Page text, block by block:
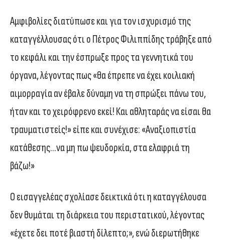
Αμφιβολίες διατύπωσε και για τον ισχυρισμό της
καταγγέλλουσας ότι ο Πέτρος Φιλιππίδης τράβηξε από
το κεφάλι και την έσπρωξε προς τα γεννητικά του
όργανα, λέγοντας πως «θα έπρεπε να έχει κοιλιακή
αιμορραγία αν έβαλε δύναμη να τη σπρώξει πάνω του,
ήταν και το χειρόφρενο εκεί! Και αθληταράς να είσαι θα
τραυματιστείς!» είπε και συνέχισε: «Αναξιοπιστία
κατάθεσης…να μη πω ψευδορκία, στα ελαφριά τη
βάζω!»
Ο εισαγγελέας σχολίασε δεικτικά ότι η καταγγέλουσα
δεν θυμάται τη διάρκεια του περιστατικού, λέγοντας
«έχετε δει ποτέ βιαστή δίλεπτο;», ενώ διερωτήθηκε